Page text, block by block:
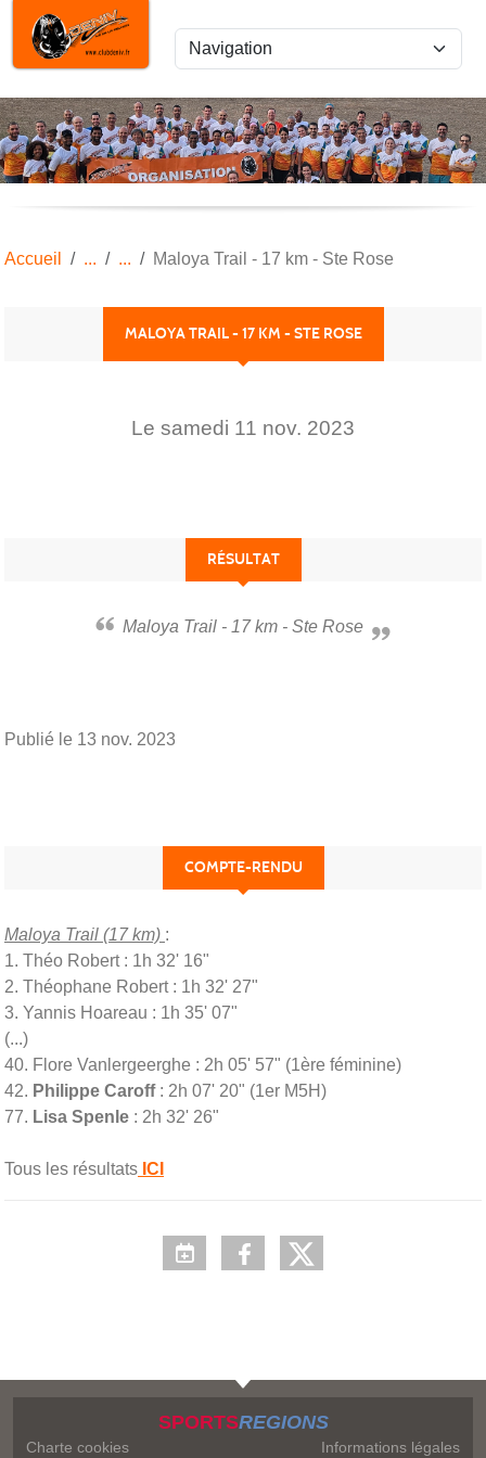
Accueil Maloya Trail - 17 km - Ste Rose
MALOYA TRAIL - 17 KM - STE ROSE
Le samedi 11 nov. 2023
RÉSULTAT
Maloya Trail - 17 km - Ste Rose
Publié le 13 nov. 2023
COMPTE-RENDU
Maloya Trail (17 km) :
1. Théo Robert : 1h 32' 16"
2. Théophane Robert : 1h 32' 27"
3. Yannis Hoareau : 1h 35' 07"
(...)
40. Flore Vanlergeerghe : 2h 05' 57" (1ère féminine)
42. Philippe Caroff: 2h 07' 20" (1er M5H)
77. Lisa Spenle : 2h 32' 26"
Tous les résultats ICI
SPORTSREGIONS
Charte cookies Informations légales
Panneau de gestion des cookies